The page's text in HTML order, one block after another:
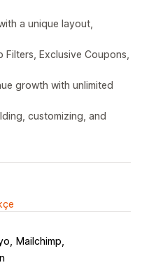
a unique layout,
Filters, Exclusive Coupons,
growth with unlimited
customizing, and
Mailchimp